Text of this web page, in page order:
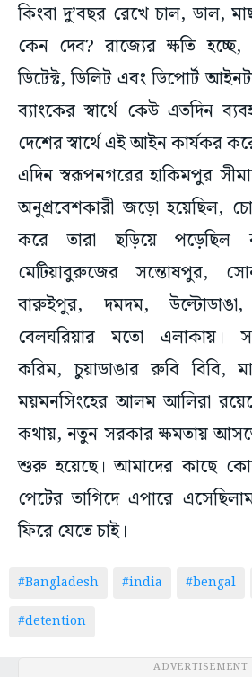
কিংবা দু’বছর রেখে চাল, ডাল,
কেন দেব? রাজ্যের ক্ষতি হচ্ছে,
ডিটেক্ট, ডিলিট এবং ডিপোর্ট
ব্যাংকের স্বার্থে কেউ এতদিন
দেশের স্বার্থে এই আইন কার্যকর
এদিন স্বরূপনগরের হাকিমপুর
অনুপ্রবেশকারী জড়ো হয়েছিল,
করে তারা ছড়িয়ে পড়েছিল
মেটিয়াবুরুজের সন্তোষপুর,
বারুইপুর, দমদম,
বেলঘরিয়ার মতো এলাকায়।
করিম, চুয়াডাঙার রুবি বিবি,
ময়মনসিংহের আলম আলিরা
কথায়, নতুন সরকার ক্ষমতায়
শুরু হয়েছে। আমাদের কাছে
পেটের তাগিদে এপারে
ফিরে যেতে চাই।
#Bangladesh #india #bengal
#detention
ADVERTISEMENT